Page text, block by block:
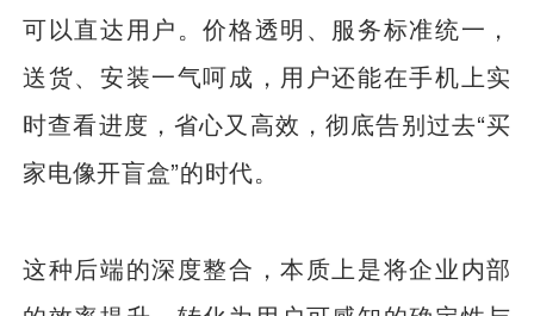
可以直达用户。价格透明、服务标准统一，
送货、安装一气呵成，用户还能在手机上实
时查看进度，省心又高效，彻底告别过去“买
家电像开盲盒”的时代。
这种后端的深度整合，本质上是将企业内部